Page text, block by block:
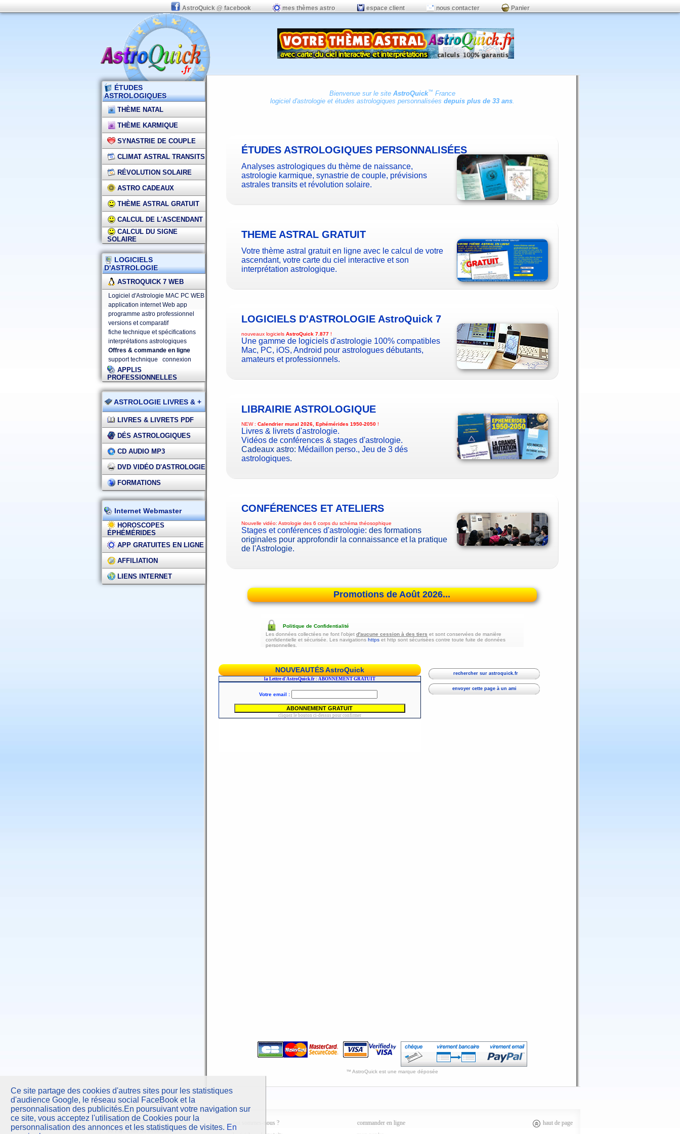
Ce site partage des cookies d'autres sites pour les statistiques
d'audience Google, le réseau social FaceBook et la
personnalisation des publicités.En poursuivant votre navigation sur
ce site, vous acceptez l'utilisation de Cookies pour la
personnalisation des annonces et les statistiques de visites. En
AstroQuick @ facebook mes thèmes astro espace client nous contacter Panier
ÉTUDES
ASTROLOGIQUES
THÈME NATAL
THÈME KARMIQUE
SYNASTRIE DE COUPLE
CLIMAT ASTRAL TRANSITS
RÉVOLUTION SOLAIRE
ASTRO CADEAUX
THÈME ASTRAL GRATUIT
CALCUL DE L'ASCENDANT
CALCUL DU SIGNE
SOLAIRE
LOGICIELS
D'ASTROLOGIE
ASTROQUICK 7 WEB
Logiciel d'Astrologie MAC PC WEB
application internet Web app
programme astro professionnel
versions et comparatif
fiche technique et spécifications
interprétations astrologiques
Offres & commande en ligne
support technique
connexion
APPLIS
PROFESSIONNELLES
ASTROLOGIE LIVRES & +
LIVRES & LIVRETS PDF
DÉS ASTROLOGIQUES
CD AUDIO MP3
DVD VIDÉO D'ASTROLOGIE
FORMATIONS
Internet Webmaster
HOROSCOPES
ÉPHÉMÉRIDES
APP GRATUITES EN LIGNE
AFFILIATION
LIENS INTERNET
Bienvenue sur le site AstroQuick™ France
logiciel d'astrologieet études astrologiques personnalisées depuis plus de 33 ans.
ÉTUDES ASTROLOGIQUES PERSONNALISÉES
Analyses astrologiques du thème de naissance,
astrologie karmique, synastrie de couple, prévisions
astrales transits et révolution solaire.
THEME ASTRAL GRATUIT
Votre thème astral gratuit en ligne avec le calcul de votre
ascendant, votre carte du ciel interactive et son
interprétation astrologique.
LOGICIELS D'ASTROLOGIE AstroQuick 7
nouveaux logiciels AstroQuick 7.877 !
Une gamme de logiciels d'astrologie 100% compatibles
Mac, PC, iOS, Android pour astrologues débutants,
amateurs et professionnels.
LIBRAIRIE ASTROLOGIQUE
NEW : Calendrier mural 2026, Ephémérides 1950-2050 !
Livres & livrets d'astrologie.
Vidéos de conférences & stages d'astrologie.
Cadeaux astro: Médaillon perso., Jeu de 3 dés
astrologiques.
CONFÉRENCES ET ATELIERS
Nouvelle vidéo: Astrologie des 6 corps du schéma théosophique
Stages et conférences d'astrologie: des formations
originales pour approfondir la connaissance et la pratique
de l'Astrologie.
Promotions de Août 2026...
Politique de Confidentialité
Les données collectées ne font l'objet d'aucune cession à des tiers et sont conservées de manière
confidentielle et sécurisée. Les navigations https et http sont sécurisées contre toute fuite de données
personnelles.
NOUVEAUTÉS AstroQuick rechercher sur astroquick.fr
envoyer cette page à un ami
™ AstroQuick est une marque déposée
AstroQuicksarl
10 Parc Club du Millénaire
qui sommes-nous ?
commander en ligne
haut de page